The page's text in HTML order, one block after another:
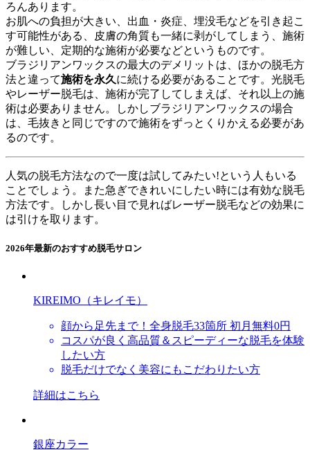
ろんあります。
お肌への負担が大きい、出血・炎症、埋没毛などを引き起こ
す可能性がある、皮膚の角質も一緒に剥がしてしまう、施術
が難しい、定期的な施術が必要などというものです。
ブラジリアンワックスの最大のデメリットは、ほかの脱毛方
法と違って施術を永久に続ける必要があることです。光脱毛
やレーザー脱毛は、施術が完了してしまえば、それ以上の施
術は必要ありません。しかしブラジリアンワックスの場合
は、毛抜きと同じですので施術をずっとくりかえる必要があ
るのです。
人気の脱毛方法なので一度は試してみたい!という人もいる
ことでしょう。また急ぎできれいにしたい時には有効な脱毛
方法です。しかし長い目で見ればレーザー脱毛などの効果に
は引けを取ります。
2026年最新のおすすめ脱毛サロン
KIREIMO（キレイモ）
顔から足先まで！全身脱毛33箇所 初月無料0円
コスパが良く高品質＆スピーディーな脱毛を体験
したい方
脱毛だけでなく美容にもこだわりたい方
詳細はこちら
銀座カラー